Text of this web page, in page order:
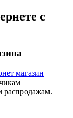
с
магазин
распродажам.